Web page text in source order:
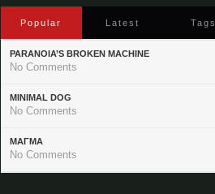
Popular Latest Tags
PARANOIA’S BROKEN MACHINE
No Comments
MINIMAL DOG
No Comments
ΜΑΓΜΑ
No Comments